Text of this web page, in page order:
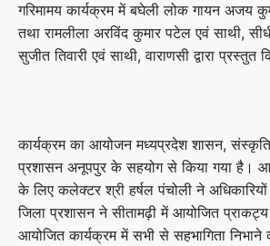
गरिमामय कार्यक्रम में बघेली लोक गायन अजय
तथा रामलीला अरविंद कुमार पटेल एवं साथी,
सुजीत तिवारी एवं साथी, वाराणसी द्वारा प्रस्तुत
कार्यक्रम का आयोजन मध्यप्रदेश शासन, संस्कृति
प्रशासन अनूपपुर के सहयोग से किया गया है।
के लिए कलेक्टर श्री हर्षल पंचोली ने अधिकारियों
जिला प्रशासन ने सीतामढ़ी में आयोजित
आयोजित कार्यक्रम में सभी से सहभागिता